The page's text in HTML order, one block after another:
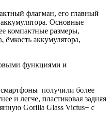
флагман, его главный
Основные
компактные размеры,
ёмкость аккумулятора,
функциями и
получили более
и легче, пластиковая задняя
Gorilla Glass Victus+ с